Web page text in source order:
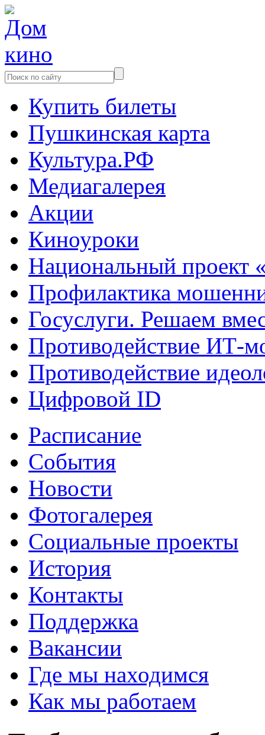
Купить билеты
Пушкинская карта
Культура.РФ
Медиагалерея
Акции
Киноуроки
Национальный проект
Профилактика
Госуслуги. Решаем
Противодействие ИТ-
Противодействие
Цифровой ID
Расписание
События
Новости
Фотогалерея
Социальные проекты
История
Контакты
Поддержка
Вакансии
Где мы находимся
Как мы работаем